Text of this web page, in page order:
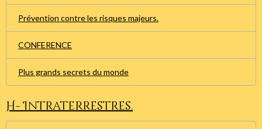
Prévention contre les risques majeurs.
CONFERENCE
Plus grands secrets du monde
H- Intraterrestres.